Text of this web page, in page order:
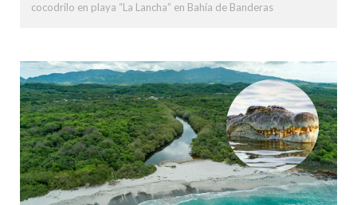
cocodrilo en playa “La Lancha” en Bahía de Banderas